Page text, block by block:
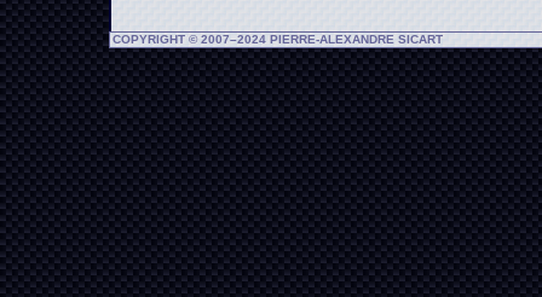
COPYRIGHT © 2007–2024 PIERRE-ALEXANDRE SICART